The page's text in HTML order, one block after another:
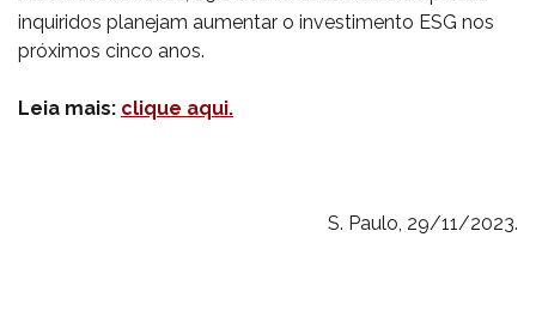
inquiridos planejam aumentar o investimento ESG nos
próximos cinco anos.
Leia mais: clique aqui.
S. Paulo, 29/11/2023.